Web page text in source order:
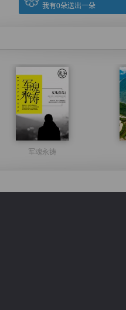
我有0朵送出一朵
军魂永铸